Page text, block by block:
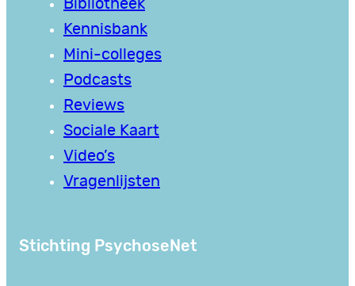
Bibliotheek
Kennisbank
Mini-colleges
Podcasts
Reviews
Sociale Kaart
Video’s
Vragenlijsten
Stichting PsychoseNet